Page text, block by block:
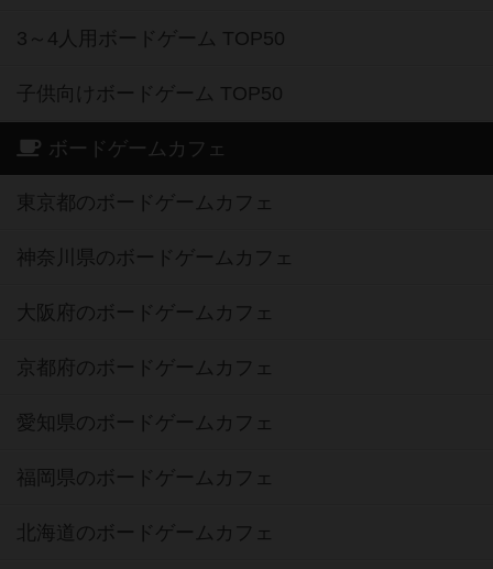
3～4人用ボードゲーム TOP50
子供向けボードゲーム TOP50
ボードゲームカフェ
東京都のボードゲームカフェ
神奈川県のボードゲームカフェ
大阪府のボードゲームカフェ
京都府のボードゲームカフェ
愛知県のボードゲームカフェ
福岡県のボードゲームカフェ
北海道のボードゲームカフェ